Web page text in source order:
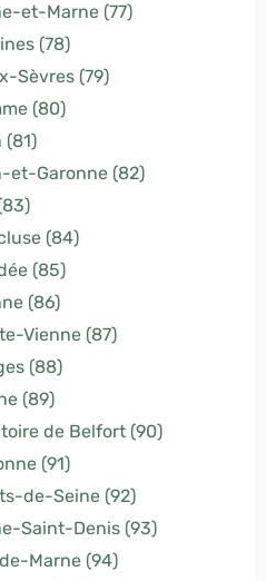
et-Marne (77)
(78)
Sèvres (79)
(80)
(81)
et-Garonne (82)
(84)
(85)
(86)
Vienne (87)
(88)
(89)
de Belfort (90)
(91)
de-Seine (92)
Saint-Denis (93)
Marne (94)